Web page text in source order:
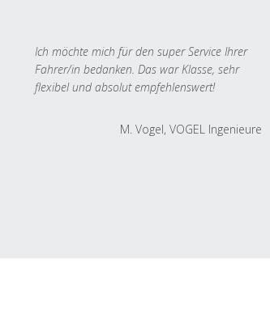
Ich möchte mich für den super Service Ihrer
Fahrer/in bedanken. Das war Klasse, sehr
flexibel und absolut empfehlenswert!
M. Vogel, VOGEL Ingenieure